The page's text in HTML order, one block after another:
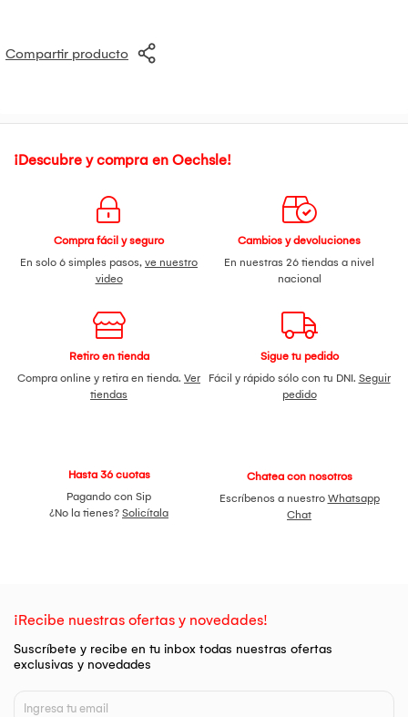
Compartir producto
¡Descubre y compra en Oechsle!
Compra fácil y seguro
En solo 6 simples pasos, ve nuestro
video
Cambios y devoluciones
En nuestras 26 tiendas a nivel
nacional
Retiro en tienda
Compra online y retira en tienda. Ver
tiendas
Sigue tu pedido
Fácil y rápido sólo con tu DNI. Seguir
pedido
Hasta 36 cuotas
Pagando con Sip
¿No la tienes? Solicítala
Chatea con nosotros
Escríbenos a nuestro Whatsapp
Chat
¡Recibe nuestras ofertas y novedades!
Suscríbete y recibe en tu inbox todas nuestras ofertas
exclusivas y novedades